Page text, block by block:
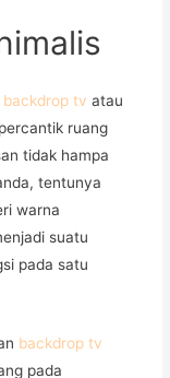
backdrop tv atau
ruang
tidak hampa
tentunya
warna
suatu
pada satu
backdrop tv
pada